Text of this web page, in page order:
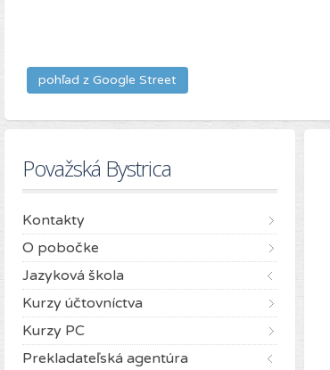
pohľad z Google Street
Považská Bystrica
Kontakty
O pobočke
Jazyková škola
Kurzy účtovníctva
Kurzy PC
Prekladateľská agentúra